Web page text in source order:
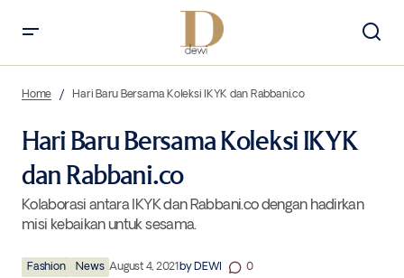
Home Hari Baru Bersama Koleksi IKYK dan Rabbani.co
Hari Baru Bersama Koleksi IKYK
dan Rabbani.co
Kolaborasi antara IKYK dan Rabbani.co dengan hadirkan
misi kebaikan untuk sesama.
Fashion News August 4, 2021byDEWI 0